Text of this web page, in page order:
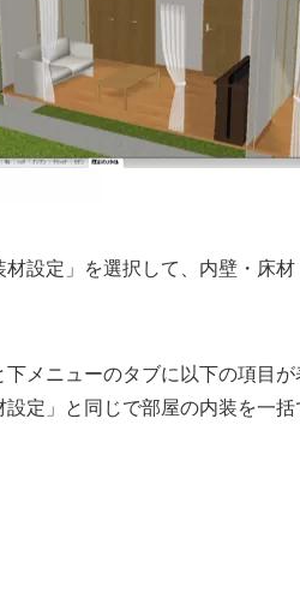
材設定」を選択して、内壁・床
下メニューのタブに以下の項目が
定」と同じで部屋の内装を一括